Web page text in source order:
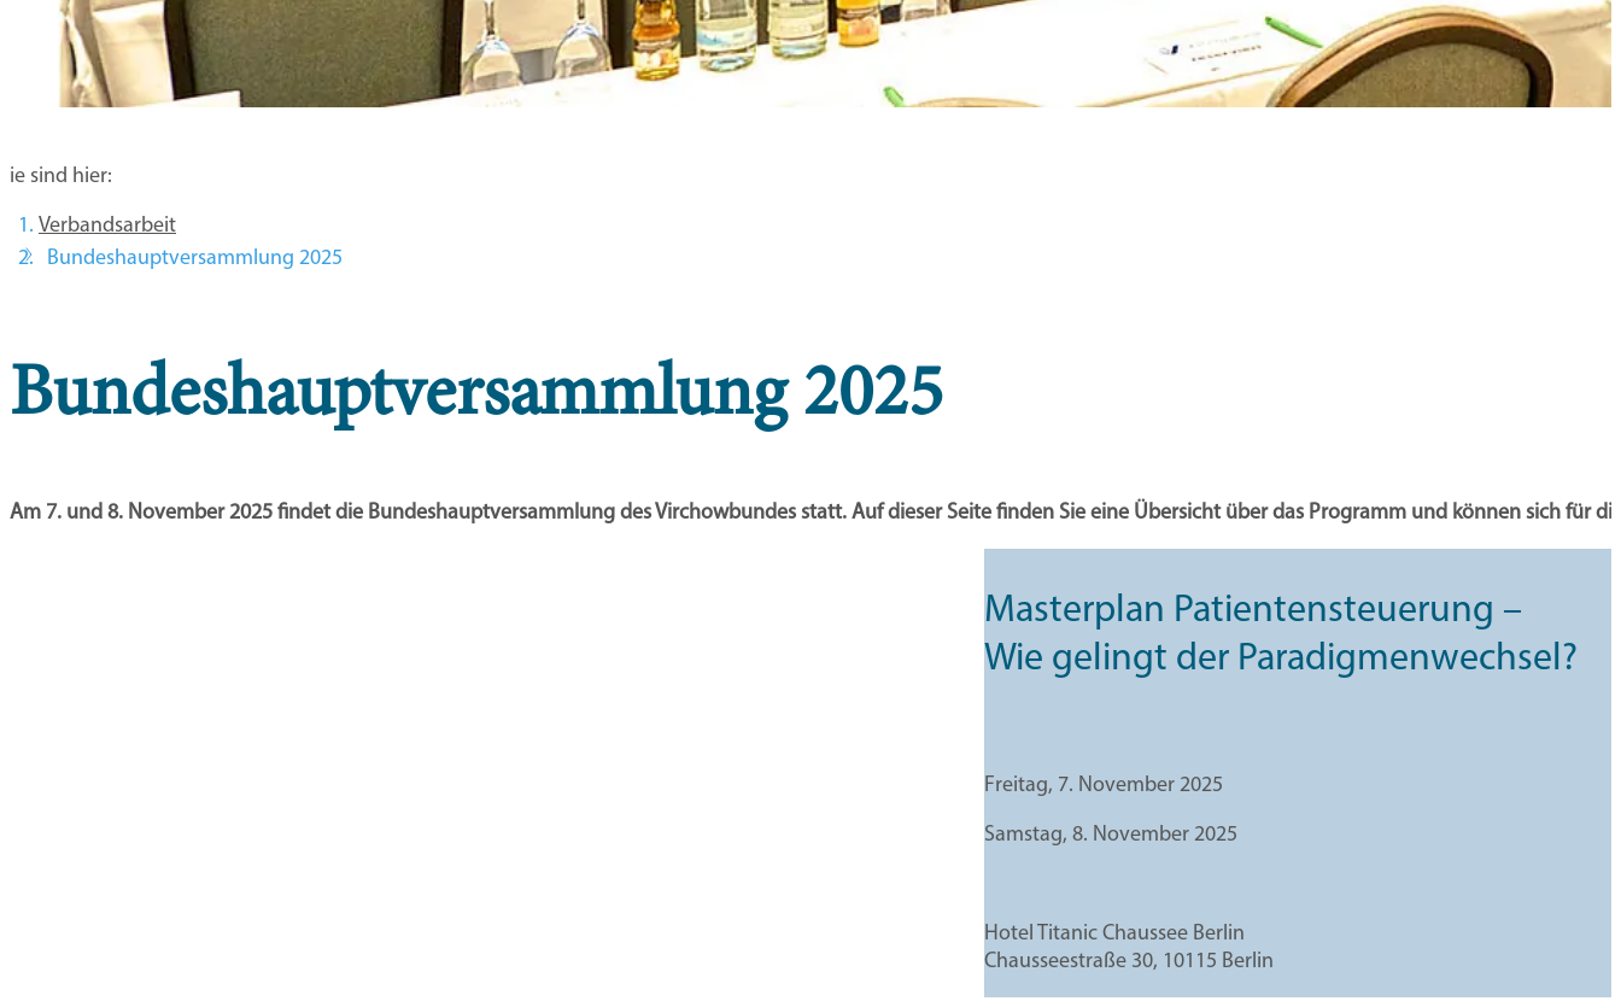
Sie sind hier:
Verbandsarbeit
Bundeshauptversammlung 2025
Bundeshauptversammlung 2025
Am 7. und 8. November 2025 findet die Bundeshauptversammlung des Virchowbundes statt. Auf dieser Seite finden Sie eine Übersicht über das Programm und können sich für
Masterplan Patientensteuerung –
Wie gelingt der Paradigmenwechsel?
Freitag, 7. November 2025
Samstag, 8. November 2025
Hotel Titanic Chaussee Berlin
Chausseestraße 30, 10115 Berlin